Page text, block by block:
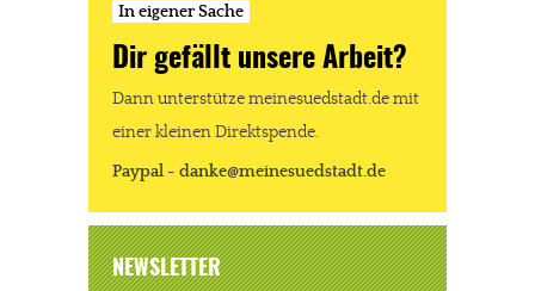
Paypal - danke@meinesuedstadt.de
JETZT SPENDEN
In eigener Sache
Dir gefällt unsere Arbeit?
Dann unterstütze meinesuedstadt.de mit
einer kleinen Direktspende.
Paypal - danke@meinesuedstadt.de
NEWSLETTER